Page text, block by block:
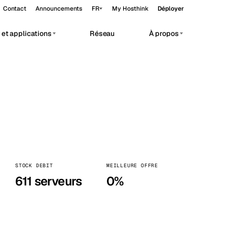
Contact Announcements FR My Hosthink Déployer
Moscow Russie
et applications Réseau À propos
STOCK DEBIT
611 serveurs
MEILLEURE OFFRE
0%